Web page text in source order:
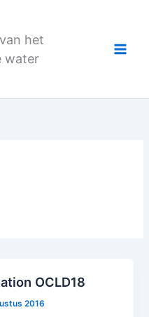
het
water
OCLD18
2016